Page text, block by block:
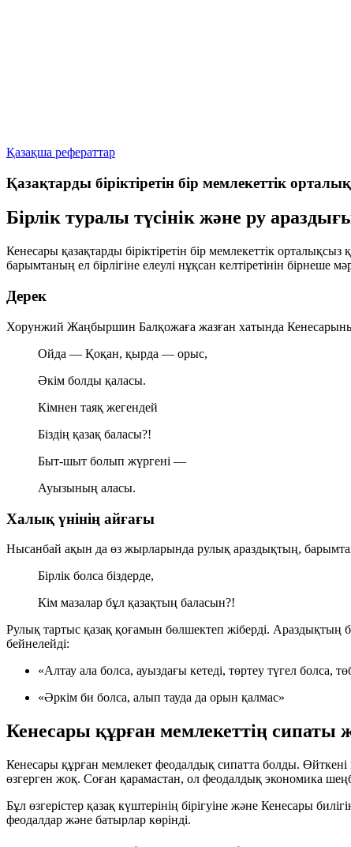
Қазақша рефераттар
Қазақтарды біріктіретін бір мемлекеттік
Бірлік туралы түсінік және ру
Кенесары қазақтарды біріктіретін бір мемлекеттік
барымтаның ел бірлігіне елеулі нұқсан келтіретінін бірнеше
Дерек
Хорунжий Жаңбыршин Балқожаға жазған хатында
Ойда — Қоқан, қырда — орыс,
Әкім болды қаласы.
Кімнен таяқ жегендей
Біздің қазақ баласы?!
Быт-шыт болып жүргені —
Ауызының аласы.
Халық үнінің айғағы
Нысанбай ақын да өз жырларында рулық араздықтың,
Бірлік болса біздерде,
Кім мазалар бұл қазақтың баласын?!
Рулық тартыс қазақ қоғамын бөлшектеп жіберді.
бейнелейді:
«Алтау ала болса, ауыздағы кетеді, төртеу түгел болса,
«Әркім би болса, алып тауда да орын қалмас»
Кенесары құрған мемлекеттің сипаты
Кенесары құрған мемлекет феодалдық сипатта болды.
өзгерген жоқ. Соған қарамастан, ол феодалдық экономика
Бұл өзгерістер қазақ күштерінің бірігуіне және Кенесары
феодалдар және батырлар көрінді.